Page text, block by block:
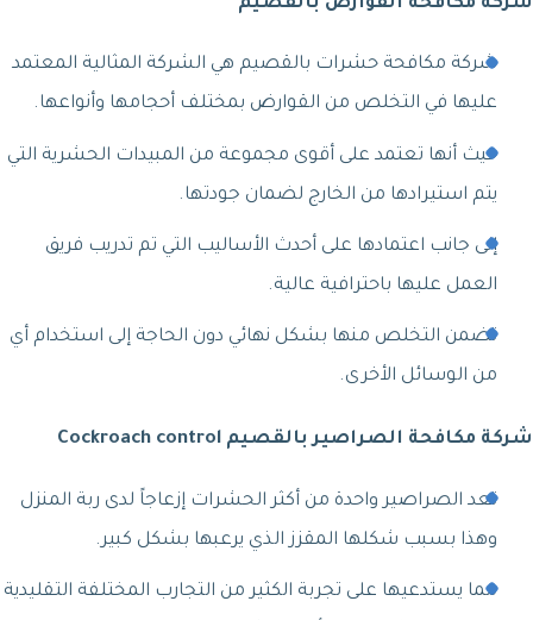
شركة مكافحة حشرات بالقصيم هي الشركة المثالية المعتمد
عليها في التخلص من القوارض بمختلف أحجامها وأنواعها.
حيث أنها تعتمد على أقوى مجموعة من المبيدات الحشرية التي
يتم استيرادها من الخارج لضمان جودتها.
إلى جانب اعتمادها على أحدث الأساليب التي تم تدريب فريق
العمل عليها باحترافية عالية.
تضمن التخلص منها بشكل نهائي دون الحاجة إلى استخدام أي
من الوسائل الأخرى.
شركة مكافحة الصراصير بالقصيم Cockroach control
تعد الصراصير واحدة من أكثر الحشرات إزعاجاً لدى ربة المنزل
وهذا بسبب شكلها المقزز الذي يرعبها بشكل كبير.
مما يستدعيها على تجربة الكثير من التجارب المختلفة التقليدية